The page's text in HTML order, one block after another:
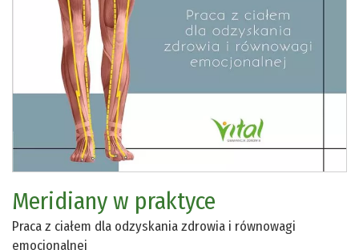
Meridiany w praktyce
Praca z ciałem dla odzyskania zdrowia i równowagi
emocjonalnej